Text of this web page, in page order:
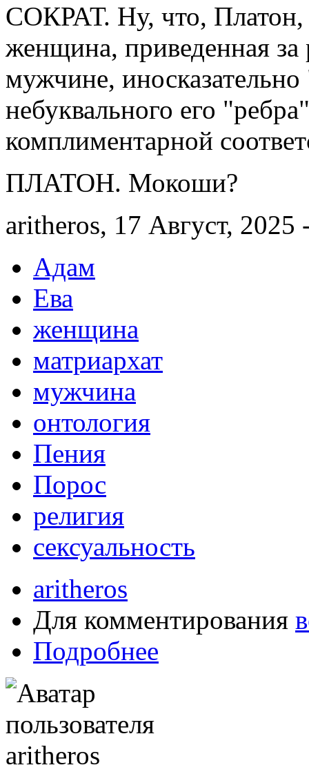
СОКРАТ. Ну, что, Платон,
женщина, приведенная
мужчине, иносказательно
небуквального его
комплиментарной
ПЛАТОН. Мокоши?
aritheros, 17 Август, 2025
Адам
Ева
женщина
матриархат
мужчина
онтология
Пения
Порос
религия
сексуальность
aritheros
Для комментирования
Подробнее